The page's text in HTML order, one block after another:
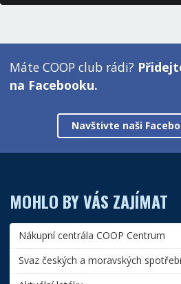
Máte COOP club rádi?
na Facebooku.
Navštivte naši
MOHLO BY VÁS ZAJÍMAT
Nákupní centrála COOP Centrum
Svaz českých a moravských